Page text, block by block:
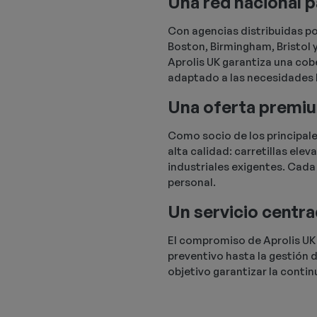
Con agencias distribuidas
Boston, Birmingham, Bristol
Aprolis UK garantiza una
adaptado a las necesidades
Una oferta
Como socio de los
alta calidad: carretillas
industriales exigentes.
personal.
Un servicio
El compromiso de Aprolis
preventivo hasta la gestión
objetivo garantizar la